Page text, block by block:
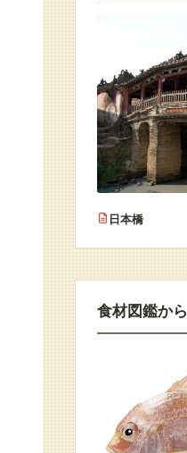
日本橋
食材図鑑から